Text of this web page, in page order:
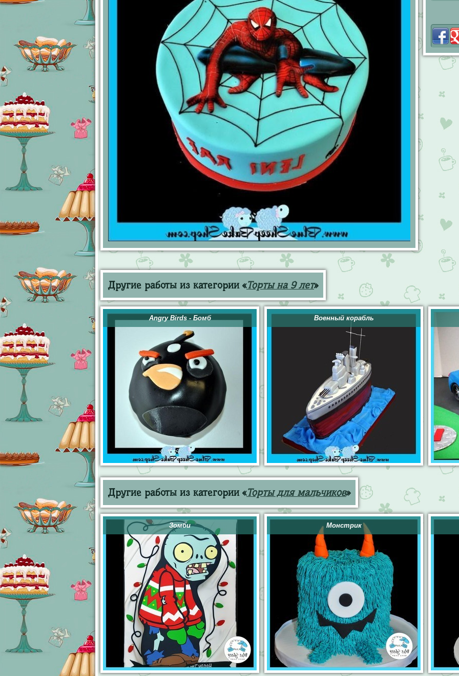
Другие работы из категории «Торты на 9 лет»
Angry Birds - Бомб Военный корабль
Другие работы из категории «Торты для мальчиков»
Зомби Монстрик